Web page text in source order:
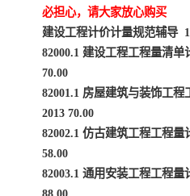
必担心，请大家放心购买
建设工程计价计量规范辅导
82000.1 建设工程工程量清单
70.00
82001.1 房屋建筑与装饰工程
2013 70.00
82002.1 仿古建筑工程工程量
58.00
82003.1 通用安装工程工程量